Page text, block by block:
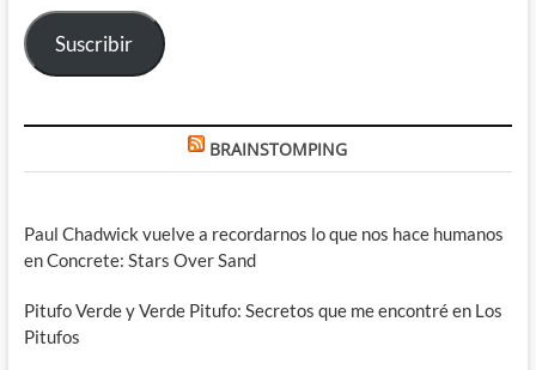
electrónico
Suscribir
BRAINSTOMPING
Paul Chadwick vuelve a recordarnos lo que nos hace humanos
en Concrete: Stars Over Sand
Pitufo Verde y Verde Pitufo: Secretos que me encontré en Los
Pitufos